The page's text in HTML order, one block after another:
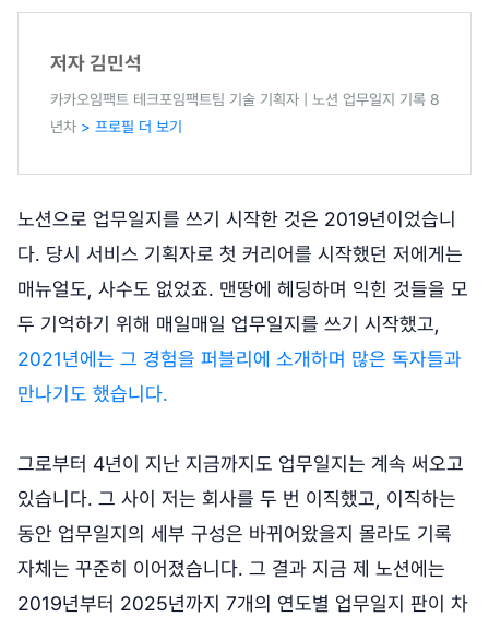
저자 김민석
카카오임팩트 테크포임팩트팀 기술 기획자 | 노션 업무일지 기록 8
년차 > 프로필 더 보기
노션으로 업무일지를 쓰기 시작한 것은 2019년이었습니
다. 당시 서비스 기획자로 첫 커리어를 시작했던 저에게는
매뉴얼도, 사수도 없었죠. 맨땅에 헤딩하며 익힌 것들을 모
두 기억하기 위해 매일매일 업무일지를 쓰기 시작했고,
2021년에는 그 경험을 퍼블리에 소개하며 많은 독자들과
만나기도 했습니다.
그로부터 4년이 지난 지금까지도 업무일지는 계속 써오고
있습니다. 그 사이 저는 회사를 두 번 이직했고, 이직하는
동안 업무일지의 세부 구성은 바뀌어왔을지 몰라도 기록
자체는 꾸준히 이어졌습니다. 그 결과 지금 제 노션에는
2019년부터 2025년까지 7개의 연도별 업무일지 판이 차